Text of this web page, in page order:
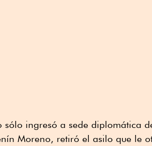
ingresó a sede diplomática
Moreno, retiró el asilo que le